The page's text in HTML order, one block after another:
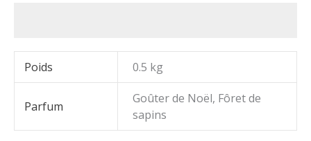
Poids 0.5 kg
Parfum
Goûter de Noël, Fôret de
sapins